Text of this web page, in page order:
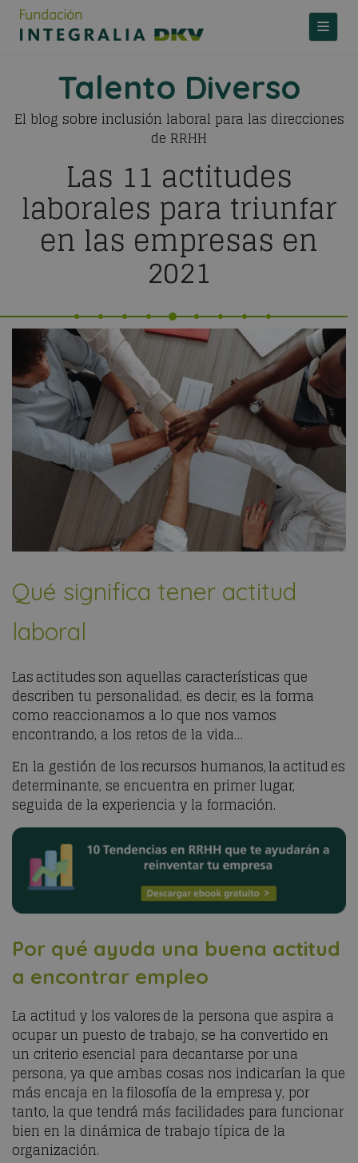
Talento Diverso
El blog sobre inclusión laboral para las direcciones
de RRHH
Las 11 actitudes
laborales para triunfar
en las empresas en
2021
Qué significa tener actitud
laboral
Las actitudes son aquellas características que
describen tu personalidad, es decir, es la forma
como reaccionamos a lo que nos vamos
encontrando, a los retos de la vida…
En la gestión de los recursos humanos, la actitud es
determinante, se encuentra en primer lugar,
seguida de la experiencia y la formación.
Por qué ayuda una buena actitud
a encontrar empleo
La actitud y los valores de la persona que aspira a
ocupar un puesto de trabajo, se ha convertido en
un criterio esencial para decantarse por una
persona, ya que ambas cosas nos indicarían la que
más encaja en la filosofía de la empresa y, por
tanto, la que tendrá más facilidades para funcionar
bien en la dinámica de trabajo típica de la
organización.